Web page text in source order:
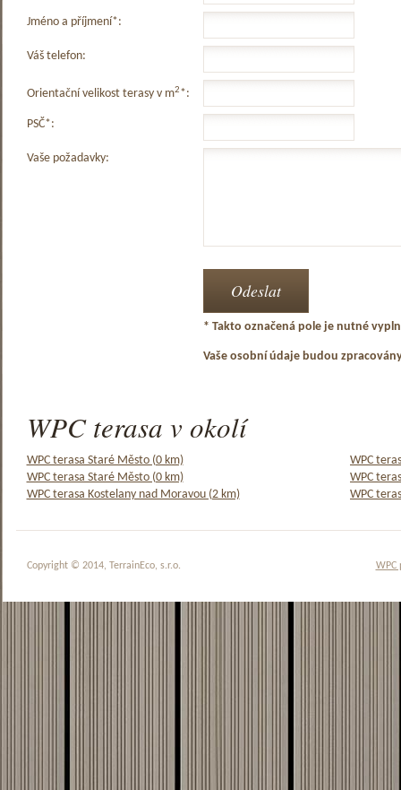
Jméno a příjmení*:
Váš telefon:
Orientační velikost terasy v m2*:
PSČ*:
Vaše požadavky:
* Takto označená pole je nutné
Vaše osobní údaje budou
WPC terasa v okolí
WPC terasa Staré Město (0 km)
WPC
WPC terasa Staré Město (0 km)
WPC
WPC terasa Kostelany nad Moravou (2 km)
WPC
WPC
Copyright © 2014, TerrainEco, s.r.o.